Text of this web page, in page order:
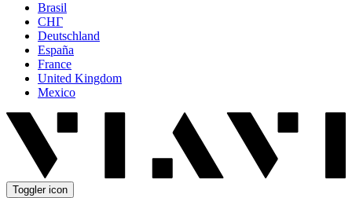
Brasil
СНГ
Deutschland
España
France
United Kingdom
Mexico
Toggler icon